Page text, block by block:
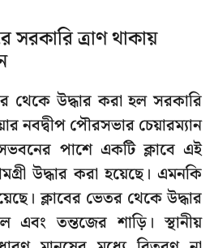
সরকারি ত্রাণ থাকায়
থেকে উদ্ধার করা হল সরকারি
নবদ্বীপ পৌরসভার চেয়ারম্যান
পাশে একটি ক্লাবে এই
উদ্ধার করা হয়েছে। এমনকি
ক্লাবের ভেতর থেকে উদ্ধার
এবং তন্তজের শাড়ি। স্থানীয়